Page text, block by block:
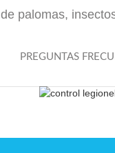
PREGUNTAS